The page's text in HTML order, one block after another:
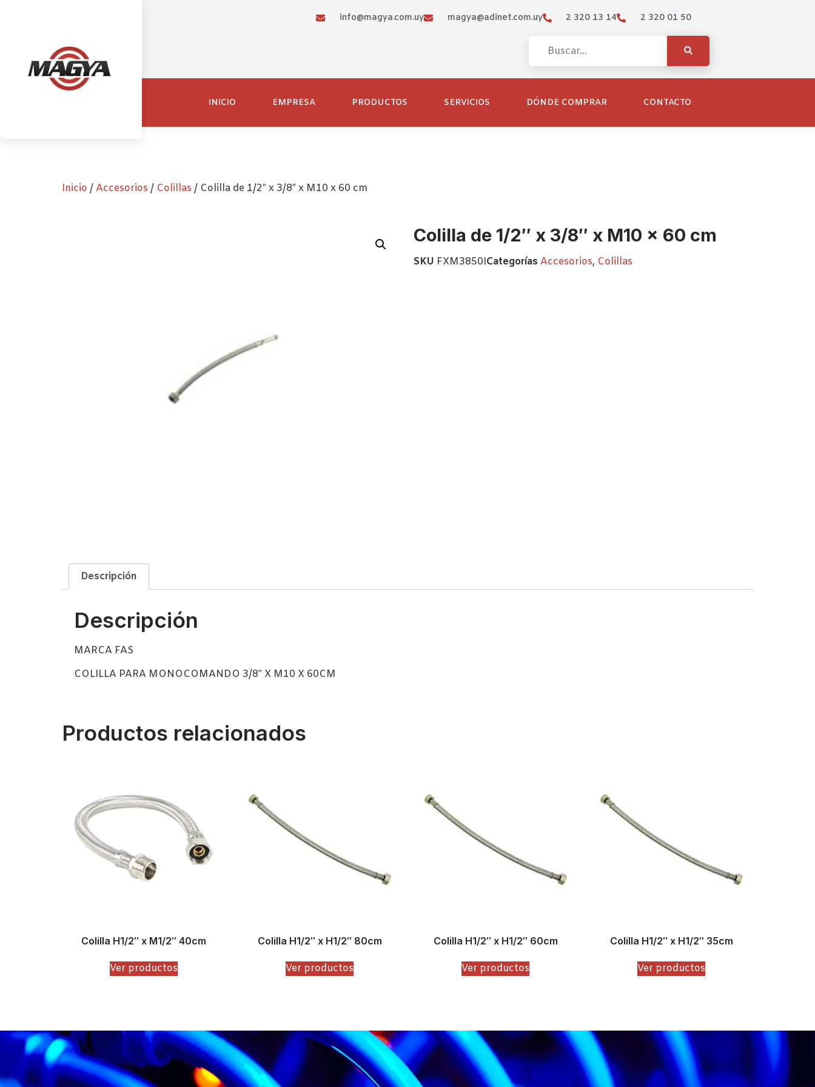
info@magya.com.uy magya@adinet.com.uy 2 320 13 14 2 320 01 50
INICIO EMPRESA PRODUCTOS SERVICIOS DÓNDE COMPRAR CONTACTO
Inicio /Accesorios / Colillas / Colilla de 1/2″ x 3/8″ x M10 x 60 cm
Colilla de 1/2″ x 3/8″ x M10 x 60 cm
SKU FXM3850ICategorías Accesorios, Colillas
Descripción
Descripción
MARCA FAS
COLILLA PARA MONOCOMANDO 3/8″ X M10 X 60CM
Productos relacionados
Colilla H1/2″ x M1/2″ 40cm
Ver productos
Colilla H1/2″ x H1/2″ 80cm
Ver productos
Colilla H1/2″ x H1/2″ 60cm
Ver productos
Colilla H1/2″ x H1/2″ 35cm
Ver productos